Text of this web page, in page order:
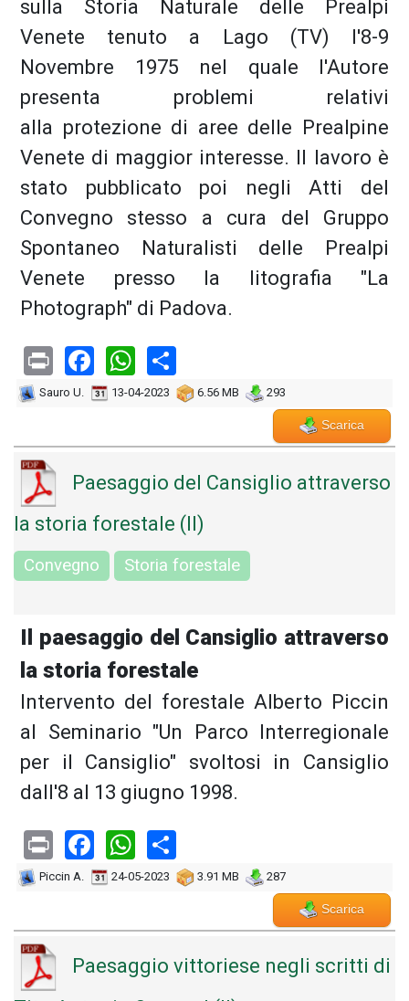
sulla Storia Naturale delle Prealpi
Venete tenuto a Lago (TV) l'8-9
Novembre 1975 nel quale l'Autore
presenta problemi relativi
alla protezione di aree delle Prealpine
Venete di maggior interesse. Il lavoro è
stato pubblicato poi negli Atti del
Convegno stesso a cura del Gruppo
Spontaneo Naturalisti delle Prealpi
Venete presso la litografia "La
Photograph" di Padova.
PrintFacebook
WhatsApp
Sauro U. 13-04-2023 6.56 MB 293
Scarica
Paesaggio del Cansiglio attraverso
la storia forestale (Il)
Convegno Storia forestale
Il paesaggio del Cansiglio attraverso
la storia forestale
Intervento del forestale Alberto Piccin
al Seminario "Un Parco Interregionale
per il Cansiglio" svoltosi in Cansiglio
dall'8 al 13 giugno 1998.
PrintFacebook
WhatsApp
Piccin A. 24-05-2023 3.91 MB 287
Scarica
Paesaggio vittoriese negli scritti di